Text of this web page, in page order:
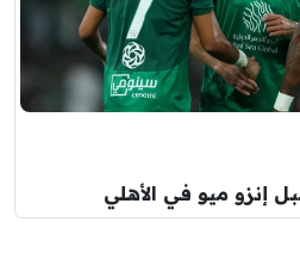
إنزو ميو في الأهلي